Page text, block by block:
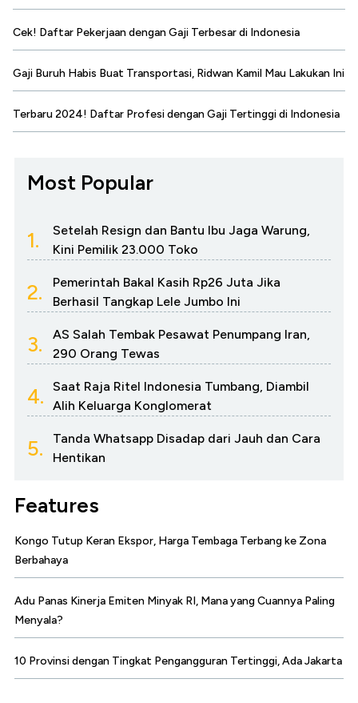
Cek! Daftar Pekerjaan dengan Gaji Terbesar di Indonesia
Gaji Buruh Habis Buat Transportasi, Ridwan Kamil Mau Lakukan Ini
Terbaru 2024! Daftar Profesi dengan Gaji Tertinggi di Indonesia
Most Popular
1.
Setelah Resign dan Bantu Ibu Jaga Warung,
Kini Pemilik 23.000 Toko
2.
Pemerintah Bakal Kasih Rp26 Juta Jika
Berhasil Tangkap Lele Jumbo Ini
3.
AS Salah Tembak Pesawat Penumpang Iran,
290 Orang Tewas
4.
Saat Raja Ritel Indonesia Tumbang, Diambil
Alih Keluarga Konglomerat
5.
Tanda Whatsapp Disadap dari Jauh dan Cara
Hentikan
Features
Kongo Tutup Keran Ekspor, Harga Tembaga Terbang ke Zona
Berbahaya
Adu Panas Kinerja Emiten Minyak RI, Mana yang Cuannya Paling
Menyala?
10 Provinsi dengan Tingkat Pengangguran Tertinggi, Ada Jakarta